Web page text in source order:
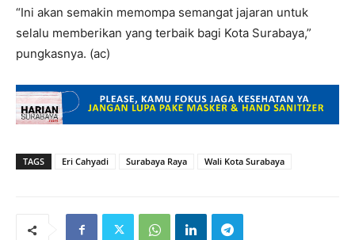
“Ini akan semakin memompa semangat jajaran untuk
selalu memberikan yang terbaik bagi Kota Surabaya,”
pungkasnya. (ac)
TAGS Eri Cahyadi Surabaya Raya Wali Kota Surabaya